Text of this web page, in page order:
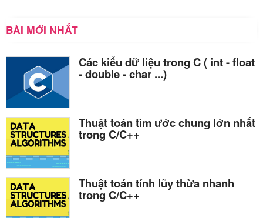
BÀI MỚI NHẤT
Các kiểu dữ liệu trong C ( int - float
- double - char ...)
Thuật toán tìm ước chung lớn nhất
trong C/C++
Thuật toán tính lũy thừa nhanh
trong C/C++